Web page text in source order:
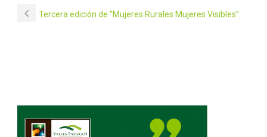
Tercera edición de “Mujeres Rurales Mujeres Visibles”.